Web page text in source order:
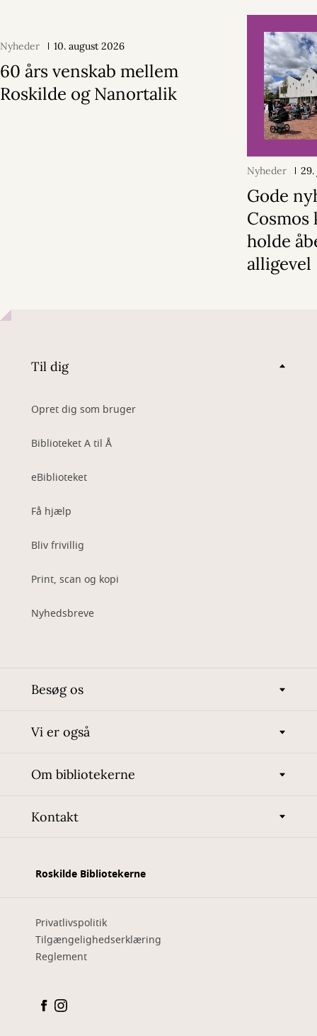
Nyheder 10. august 2026
60 års venskab mellem
Roskilde og Nanortalik
Nyheder
Gode
Cosmos
holde
alligevel
Til dig
Opret dig som bruger
Biblioteket A til Å
eBiblioteket
Få hjælp
Bliv frivillig
Print, scan og kopi
Nyhedsbreve
Besøg os
Vi er også
Om bibliotekerne
Kontakt
Roskilde Bibliotekerne
Privatlivspolitik
Tilgængelighedserklæring
Reglement